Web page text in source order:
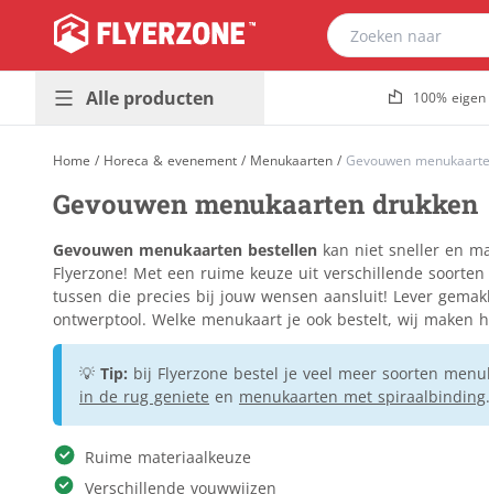
Alle producten
buitenreclame
Promotiedrukwerk
Huisstijl &
kantoor
Horeca &
Stickers &
Verpakkingen &
relatiegeschenken
Dibond
Populair
Foamboard
Forex
Populair
Gevelreclame
Golfkarton
Kanaalplaat
Makelaarsborden
Massief karton
Re-board
100%
Home / Horeca & evenement / Menukaarten / Gevouwen
Gevouwen menukaarten drukken
Gevouwen menukaarten bestellen kan niet sneller en
Flyerzone! Met een ruime keuze uit verschillende
tussen die precies bij jouw wensen aansluit! Lever
ontwerptool. Welke menukaart je ook bestelt, wij maken
💡 Tip: bij Flyerzone bestel je veel meer soorten
in de rug geniete en menukaarten met spiraalbinding.
Ruime materiaalkeuze
Verschillende vouwwijzen